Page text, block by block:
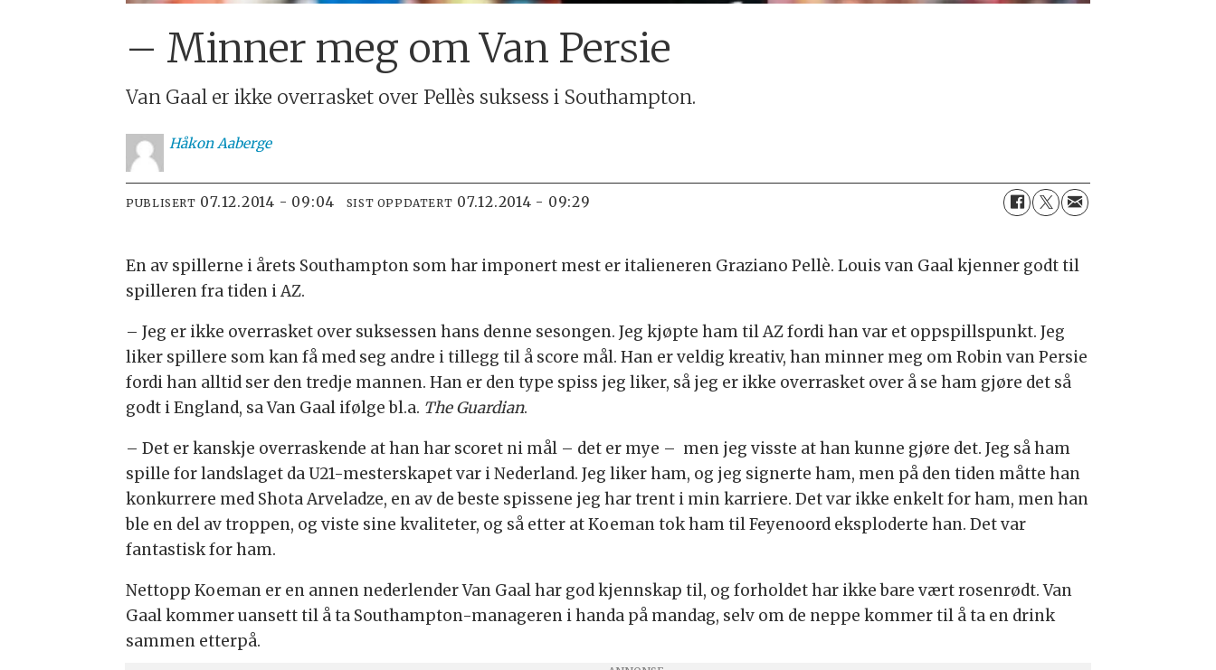
– Minner meg om Van Persie
Van Gaal er ikke overrasket over Pellès suksess i Southampton.
Håkon Aaberge
PUBLISERT 07.12.2014 - 09:04 SIST OPPDATERT 07.12.2014 - 09:29
En av spillerne i årets Southampton som har imponert mest er italieneren Graziano Pellè. Louis van Gaal kjenner godt til
spilleren fra tiden i AZ.
– Jeg er ikke overrasket over suksessen hans denne sesongen. Jeg kjøpte ham til AZ fordi han var et oppspillspunkt. Jeg
liker spillere som kan få med seg andre i tillegg til å score mål. Han er veldig kreativ, han minner meg om Robin van Persie
fordi han alltid ser den tredje mannen. Han er den type spiss jeg liker, så jeg er ikke overrasket over å se ham gjøre det så
godt i England, sa Van Gaal ifølge bl.a. The Guardian.
– Det er kanskje overraskende at han har scoret ni mål – det er mye – men jeg visste at han kunne gjøre det. Jeg så ham
spille for landslaget da U21-mesterskapet var i Nederland. Jeg liker ham, og jeg signerte ham, men på den tiden måtte han
konkurrere med Shota Arveladze, en av de beste spissene jeg har trent i min karriere. Det var ikke enkelt for ham, men han
ble en del av troppen, og viste sine kvaliteter, og så etter at Koeman tok ham til Feyenoord eksploderte han. Det var
fantastisk for ham.
Nettopp Koeman er en annen nederlender Van Gaal har god kjennskap til, og forholdet har ikke bare vært rosenrødt. Van
Gaal kommer uansett til å ta Southampton-manageren i handa på mandag, selv om de neppe kommer til å ta en drink
sammen etterpå.